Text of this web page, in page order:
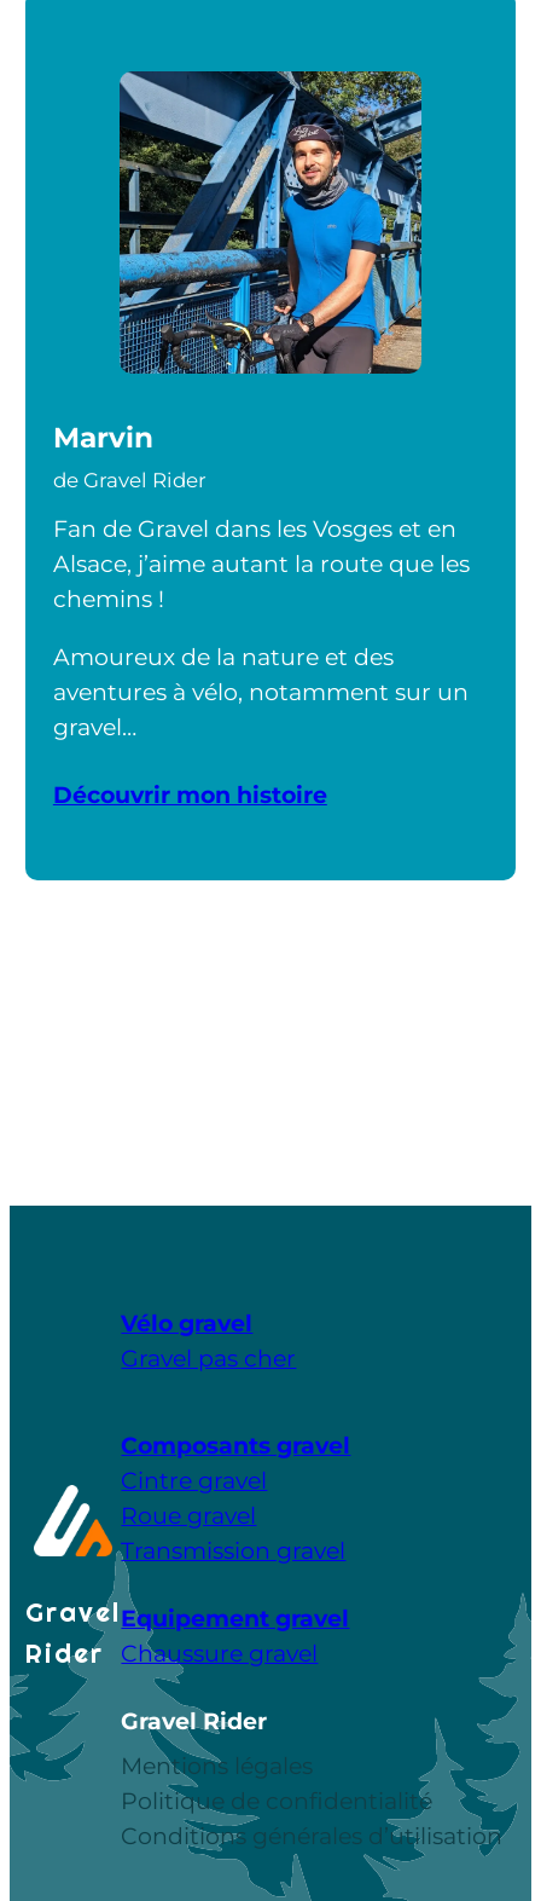
Marvin
de Gravel Rider
Fan de Gravel dans les Vosges et en
Alsace, j’aime autant la route que les
chemins !
Amoureux de la nature et des
aventures à vélo, notamment sur un
gravel…
Découvrir mon histoire
Gravel
Rider
Vélo gravel
Gravel pas cher
Composants gravel
Cintre gravel
Roue gravel
Transmission gravel
Equipement gravel
Chaussure gravel
Gravel Rider
Mentions légales
Politique de confidentialité
Conditions générales d’utilisation